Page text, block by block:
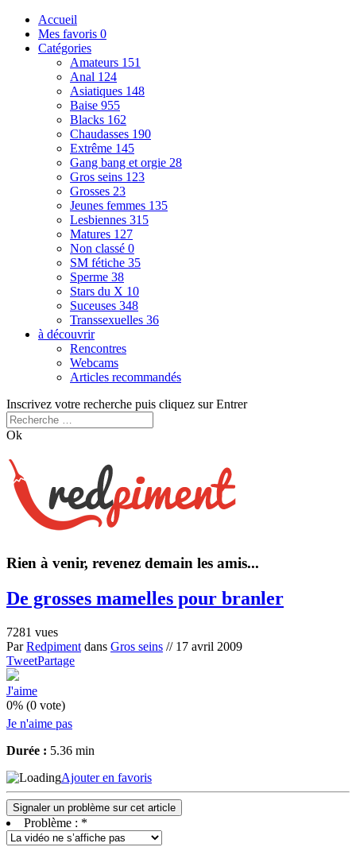
Accueil
Mes favoris 0
Catégories
Amateurs 151
Anal 124
Asiatiques 148
Baise 955
Blacks 162
Chaudasses 190
Extrême 145
Gang bang et orgie 28
Gros seins 123
Grosses 23
Jeunes femmes 135
Lesbiennes 315
Matures 127
Non classé 0
SM fétiche 35
Sperme 38
Stars du X 10
Suceuses 348
Transsexuelles 36
à découvrir
Rencontres
Webcams
Articles recommandés
Inscrivez votre recherche puis cliquez sur Entrer
Ok
Rien à venir, revenez demain les amis...
De grosses mamelles pour branler
7281 vues
ParRedpiment dans Gros seins // 17 avril 2009
TweetPartage
J'aime
0% (0 vote)
Je n'aime pas
Durée : 5.36 min
Ajouter en favoris
Signaler un problème sur cet article
Problème : *